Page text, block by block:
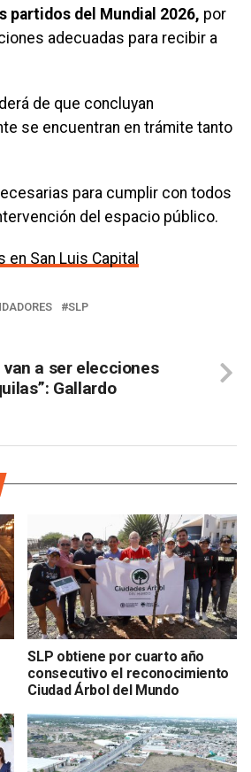
partidos del Mundial 2026, por
adecuadas para recibir a
de que concluyan
se encuentran en trámite tanto
para cumplir con todos
del espacio público.
San Luis Capital
SLP
van a ser elecciones
Gallardo
SLP obtiene por cuarto año
consecutivo el reconocimiento
Ciudad Árbol del Mundo